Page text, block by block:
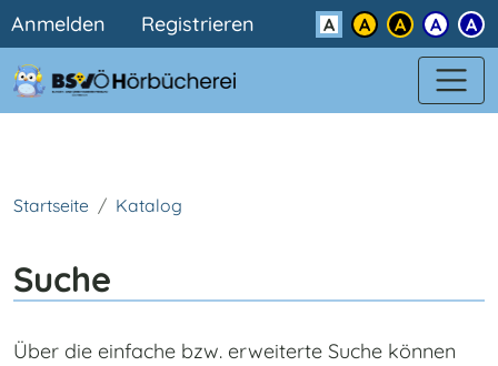
Direkt zum Inhalt
Benutzermenü
Anmelden Registrieren Kontrast
Startseite Katalog
Suche
Über die einfache bzw. erweiterte Suche können